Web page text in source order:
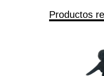
Productos